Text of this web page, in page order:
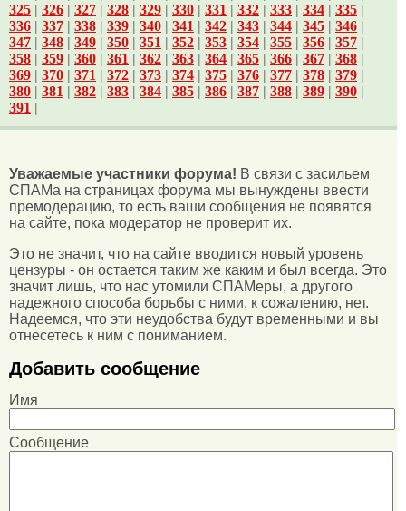
325 | 326 | 327 | 328 | 329 | 330 | 331 | 332 | 333 | 334 | 335 |
336 | 337 | 338 | 339 | 340 | 341 | 342 | 343 | 344 | 345 | 346 |
347 | 348 | 349 | 350 | 351 | 352 | 353 | 354 | 355 | 356 | 357 |
358 | 359 | 360 | 361 | 362 | 363 | 364 | 365 | 366 | 367 | 368 |
369 | 370 | 371 | 372 | 373 | 374 | 375 | 376 | 377 | 378 | 379 |
380 | 381 | 382 | 383 | 384 | 385 | 386 | 387 | 388 | 389 | 390 |
391 |
Уважаемые участники форума! В связи с засильем
СПАМа на страницах форума мы вынуждены ввести
премодерацию, то есть ваши сообщения не появятся
на сайте, пока модератор не проверит их.
Это не значит, что на сайте вводится новый уровень
цензуры - он остается таким же каким и был всегда. Это
значит лишь, что нас утомили СПАМеры, а другого
надежного способа борьбы с ними, к сожалению, нет.
Надеемся, что эти неудобства будут временными и вы
отнесетесь к ним с пониманием.
Добавить сообщение
Имя
Сообщение